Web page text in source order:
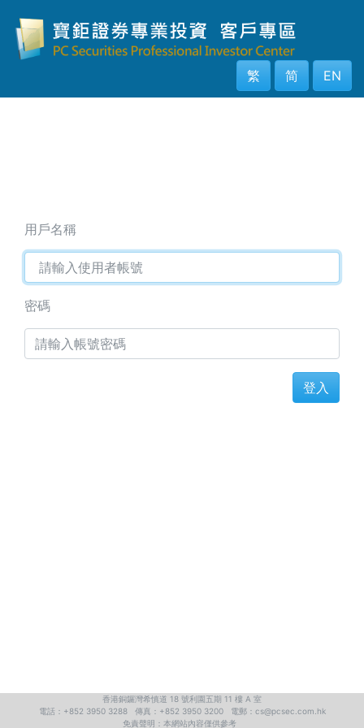
用戶名稱
密碼
登入
香港銅鑼灣希慎道 18 號利園五期 11 樓 A 室
電話：+852 3950 3288 傳真：+852 3950 3200 電郵：cs@pcsec.com.hk
免責聲明：本網站內容僅供參考